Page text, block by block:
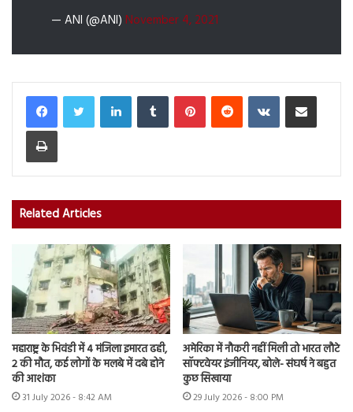
— ANI (@ANI) November 4, 2021
LinkedInTumblr PinterestReddit VKontakteShare via Email
Print
Related Articles
महाराष्ट्र के भिवंडी में 4 मंजिला इमारत ढही,
2 की मौत, कई लोगों के मलबे में दबे होने
की आशंका
31 July 2026 - 8:42 AM
अमेरिका में नौकरी नहीं मिली तो भारत लौटे
सॉफ्टवेयर इंजीनियर, बोले- संघर्ष ने बहुत
कुछ सिखाया
29 July 2026 - 8:00 PM